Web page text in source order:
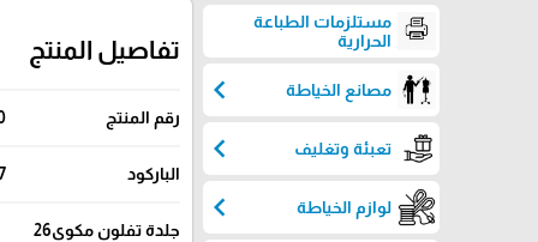
مستلزمات الطباعة
الحرارية
مصانع الخياطة chevron_left
تعبئة وتغليف chevron_left
لوازم الخياطة chevron_left
تفاصيل المنتج
رقم المنتج
الباركود
جلدة تفلون مكوى26